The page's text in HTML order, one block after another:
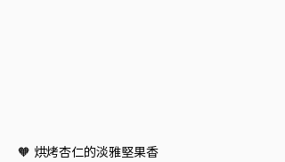
🧡 烘烤杏仁的淡雅堅果香